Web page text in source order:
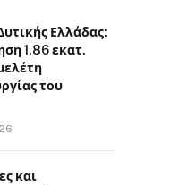
Ελλάδας:
1,86 εκατ.
του
και